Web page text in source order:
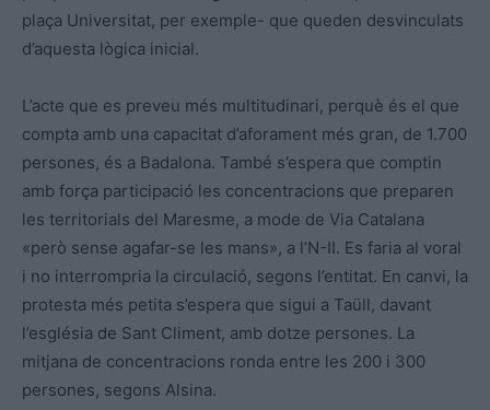
plaça Universitat, per exemple- que queden desvinculats
d’aquesta lògica inicial.
L’acte que es preveu més multitudinari, perquè és el que
compta amb una capacitat d’aforament més gran, de 1.700
persones, és a Badalona. També s’espera que comptin
amb força participació les concentracions que preparen
les territorials del Maresme, a mode de Via Catalana
«però sense agafar-se les mans», a l’N-II. Es faria al voral
i no interrompria la circulació, segons l’entitat. En canvi, la
protesta més petita s’espera que sigui a Taüll, davant
l’església de Sant Climent, amb dotze persones. La
mitjana de concentracions ronda entre les 200 i 300
persones, segons Alsina.